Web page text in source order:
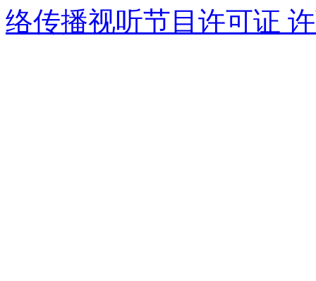
络传播视听节目许可证